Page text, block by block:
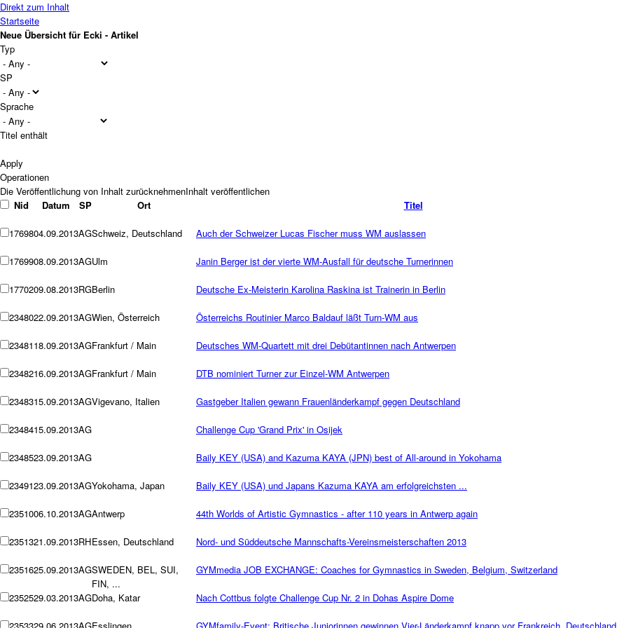
Direkt zum Inhalt
Startseite
Neue Übersicht für Ecki - Artikel
Typ
SP
Sprache
Titel enthält
Operationen
Nid Datum SP Ort Titel
1769804.09.2013AGSchweiz, Deutschland Auch der Schweizer Lucas Fischer muss WM auslassen
1769908.09.2013AGUlm Janin Berger ist der vierte WM-Ausfall für deutsche Turnerinnen
1770209.08.2013RGBerlin Deutsche Ex-Meisterin Karolina Raskina ist Trainerin in Berlin
2348022.09.2013AGWien, Österreich Österreichs Routinier Marco Baldauf läßt Turn-WM aus
2348118.09.2013AGFrankfurt / Main Deutsches WM-Quartett mit drei Debütantinnen nach Antwerpen
2348216.09.2013AGFrankfurt / Main DTB nominiert Turner zur Einzel-WM Antwerpen
2348315.09.2013AGVigevano, Italien Gastgeber Italien gewann Frauenländerkampf gegen Deutschland
2348415.09.2013AG Challenge Cup 'Grand Prix' in Osijek
2348523.09.2013AG Baily KEY (USA) and Kazuma KAYA (JPN) best of All-around in Yokohama
2349123.09.2013AGYokohama, Japan Baily KEY (USA) und Japans Kazuma KAYA am erfolgreichsten ...
2351006.10.2013AGAntwerp 44th Worlds of Artistic Gymnastics - after 110 years in Antwerp again
2351321.09.2013RHEssen, Deutschland Nord- und Süddeutsche Mannschafts-Vereinsmeisterschaften 2013
2351625.09.2013AGSWEDEN, BEL, SUI,
FIN, ...
GYMmedia JOB EXCHANGE: Coaches for Gymnastics in Sweden, Belgium, Switzerland
2352529.03.2013AGDoha, Katar Nach Cottbus folgte Challenge Cup Nr. 2 in Dohas Aspire Dome